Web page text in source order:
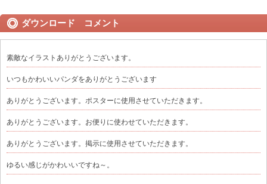
ダウンロード コメント
素敵なイラストありがとうございます。
いつもかわいいパンダをありがとうございます
ありがとうございます。ポスターに使用させていただきます。
ありがとうございます。お便りに使わせていただきます。
ありがとうございます。掲示に使用させていただきます。
ゆるい感じがかわいいですね～。